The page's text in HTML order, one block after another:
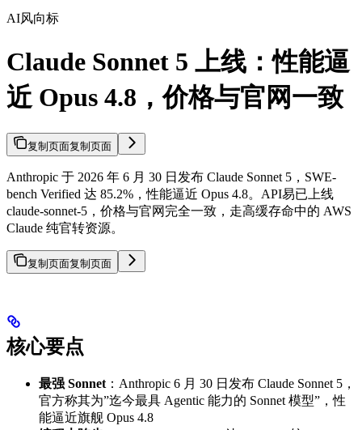
AI风向标
Claude Sonnet 5 上线：性能逼
近 Opus 4.8，价格与官网一致
复制页面复制页面
Anthropic 于 2026 年 6 月 30 日发布 Claude Sonnet 5，SWE-
bench Verified 达 85.2%，性能逼近 Opus 4.8。API易已上线
claude-sonnet-5，价格与官网完全一致，走高缓存命中的 AWS
Claude 纯官转资源。
复制页面复制页面
核心要点
最强 Sonnet ：Anthropic 6 月 30 日发布 Claude Sonnet 5，
官方称其为”迄今最具 Agentic 能力的 Sonnet 模型”，性
能逼近旗舰 Opus 4.8